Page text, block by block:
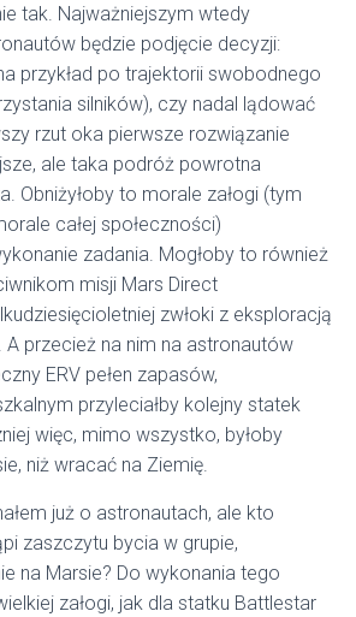
tak. Najważniejszym wtedy
będzie podjęcie decyzji:
przykład po trajektorii swobodnego
silników), czy nadal lądować
rzut oka pierwsze rozwiązanie
ale taka podróż powrotna
Obniżyłoby to morale załogi (tym
całej społeczności)
zadania. Mogłoby to również
misji Mars Direct
zwłoki z eksploracją
A przecież na nim na astronautów
ERV pełen zapasów,
przyleciałby kolejny statek
więc, mimo wszystko, byłoby
niż wracać na Ziemię.
już o astronautach, ale kto
zaszczytu bycia w grupie,
na Marsie? Do wykonania tego
załogi, jak dla statku Battlestar